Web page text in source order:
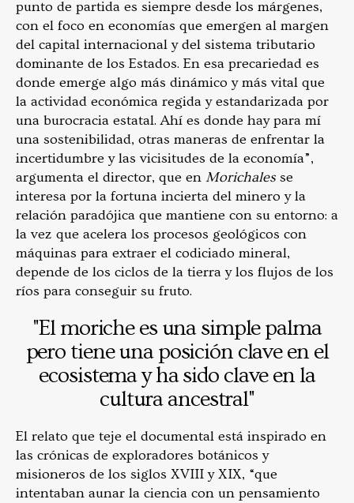
punto de partida es siempre desde los márgenes,
con el foco en economías que emergen al margen
del capital internacional y del sistema tributario
dominante de los Estados. En esa precariedad es
donde emerge algo más dinámico y más vital que
la actividad económica regida y estandarizada por
una burocracia estatal. Ahí es donde hay para mí
una sostenibilidad, otras maneras de enfrentar la
incertidumbre y las vicisitudes de la economía”,
argumenta el director, que en Morichales se
interesa por la fortuna incierta del minero y la
relación paradójica que mantiene con su entorno: a
la vez que acelera los procesos geológicos con
máquinas para extraer el codiciado mineral,
depende de los ciclos de la tierra y los flujos de los
ríos para conseguir su fruto.
"El moriche es una simple palma
pero tiene una posición clave en el
ecosistema y ha sido clave en la
cultura ancestral"
El relato que teje el documental está inspirado en
las crónicas de exploradores botánicos y
misioneros de los siglos XVIII y XIX, “que
intentaban aunar la ciencia con un pensamiento